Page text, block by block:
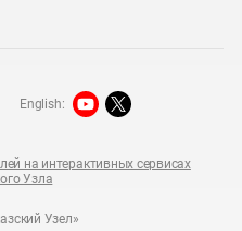
Узел»
на интерактивных сервисах
Узла
English: